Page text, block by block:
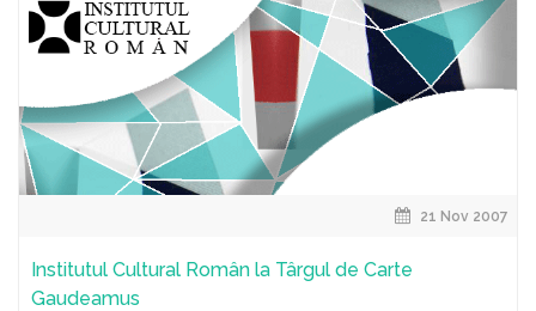
21 Nov 2007
Institutul Cultural Român la Târgul de Carte
Gaudeamus